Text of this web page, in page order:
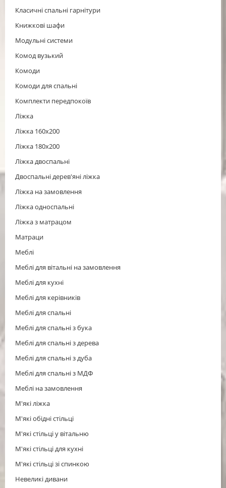
Класичні спальні гарнітури
Книжкові шафи
Модульні системи
Комод вузький
Комоди
Комоди для спальні
Комплекти передпокоїв
Ліжка
Ліжка 160x200
Ліжка 180x200
Ліжка двоспальні
Двоспальні дерев'яні ліжка
Ліжка на замовлення
Ліжка односпальні
Ліжка з матрацом
Матраци
Меблі
Меблі для вітальні на замовлення
Меблі для кухні
Меблі для керівників
Меблі для спальні
Меблі для спальні з бука
Меблі для спальні з дерева
Меблі для спальні з дуба
Меблі для спальні з МДФ
Меблі на замовлення
М'які ліжка
М'які обідні стільці
М'які стільці у вітальню
М'які стільці для кухні
М'які стільці зі спинкою
Невеликі дивани